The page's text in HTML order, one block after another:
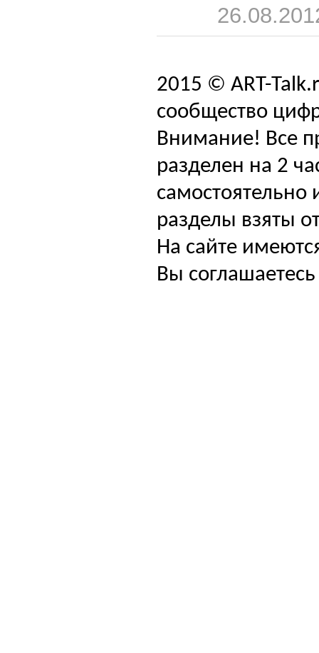
2015 © ART-
сообщество
Внимание! Все
разделен на 2
самостоятельно
разделы взяты
На сайте
Вы